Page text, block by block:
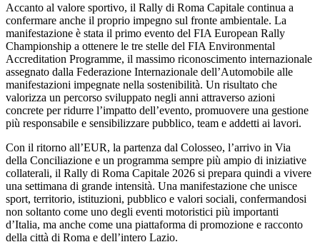
Accanto al valore sportivo, il Rally di Roma Capitale continua a
confermare anche il proprio impegno sul fronte ambientale. La
manifestazione è stata il primo evento del FIA European Rally
Championship a ottenere le tre stelle del FIA Environmental
Accreditation Programme, il massimo riconoscimento internazionale
assegnato dalla Federazione Internazionale dell’Automobile alle
manifestazioni impegnate nella sostenibilità. Un risultato che
valorizza un percorso sviluppato negli anni attraverso azioni
concrete per ridurre l’impatto dell’evento, promuovere una gestione
più responsabile e sensibilizzare pubblico, team e addetti ai lavori.
Con il ritorno all’EUR, la partenza dal Colosseo, l’arrivo in Via
della Conciliazione e un programma sempre più ampio di iniziative
collaterali, il Rally di Roma Capitale 2026 si prepara quindi a vivere
una settimana di grande intensità. Una manifestazione che unisce
sport, territorio, istituzioni, pubblico e valori sociali, confermandosi
non soltanto come uno degli eventi motoristici più importanti
d’Italia, ma anche come una piattaforma di promozione e racconto
della città di Roma e dell’intero Lazio.